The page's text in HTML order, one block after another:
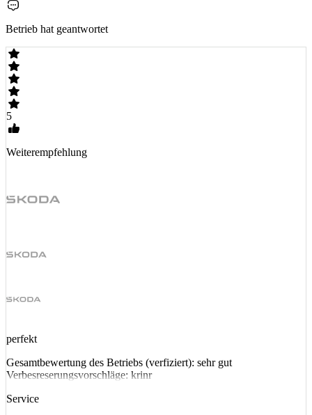
Betrieb hat geantwortet
5
Weiterempfehlung
perfekt
Gesamtbewertung des Betriebs (verfiziert): sehr gut
Verbesreserungsvorschläge: krinr
Service